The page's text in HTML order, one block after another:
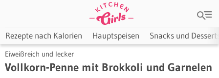
Rezepte nach Kalorien Hauptspeisen Snacks und
Eiweißreich und lecker
Vollkorn-Penne mit Brokkoli und Garnelen